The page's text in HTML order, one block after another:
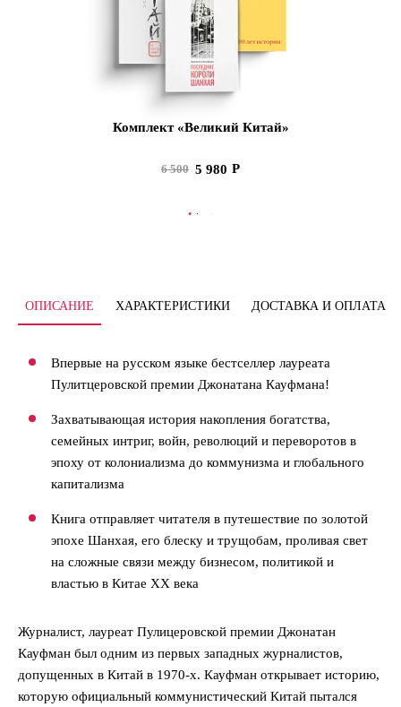
Комплект «Великий Китай»
6 500 5 980
В КОРЗИНУ
ОПИСАНИЕ ХАРАКТЕРИСТИКИ ДОСТАВКА И ОПЛАТА
Впервые на русском языке бестселлер лауреата
Пулитцеровской премии Джонатана Кауфмана!
Захватывающая история накопления богатства,
семейных интриг, войн, революций и переворотов в
эпоху от колониализма до коммунизма и глобального
капитализма
Книга отправляет читателя в путешествие по золотой
эпохе Шанхая, его блеску и трущобам, проливая свет
на сложные связи между бизнесом, политикой и
властью в Китае ХХ века
Журналист, лауреат Пулицеровской премии Джонатан
Кауфман был одним из первых западных журналистов,
допущенных в Китай в 1970-х. Кауфман открывает историю,
которую официальный коммунистический Китай пытался